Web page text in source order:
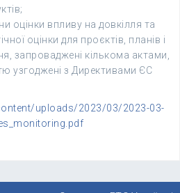
оцінки впливу на довкілля та
оцінки для проєктів, планів і
запроваджені кількома актами,
узгоджені з Директивами ЄС
uploads/2023/03/2023-03-